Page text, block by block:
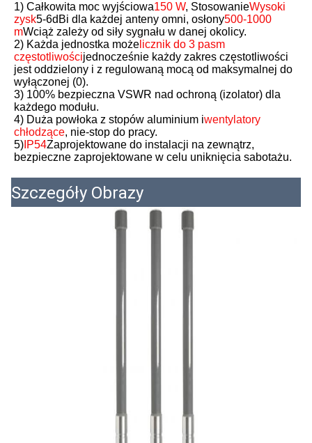
1) Całkowita moc wyjściowa150 W, StosowanieWysoki
zysk5-6dBi dla każdej anteny omni, osłony500-1000
mWciąż zależy od siły sygnału w danej okolicy.
2) Każda jednostka może licznik do 3 pasm
częstotliwościjednocześnie każdy zakres częstotliwości
jest oddzielony i z regulowaną mocą od maksymalnej do
wyłączonej (0).
3) 100% bezpieczna VSWR nad ochroną (izolator) dla
każdego modułu.
4) Duża powłoka z stopów aluminium iwentylatory
chłodzące, nie-stop do pracy.
5) IP54Zaprojektowane do instalacji na zewnątrz,
bezpieczne zaprojektowane w celu uniknięcia sabotażu.
Szczegóły Obrazy